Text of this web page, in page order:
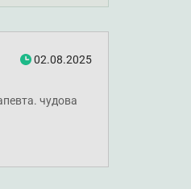
02.08.2025
чудова